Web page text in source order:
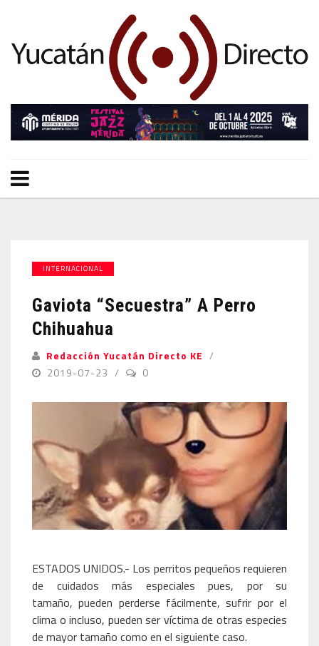
INTERNACIONAL
Gaviota “secuestra” A Perro
Chihuahua
Redacción Yucatán Directo KE
2019-07-23
0
ESTADOS UNIDOS.- Los perritos pequeños requieren
de cuidados más especiales pues, por su
tamaño, pueden perderse fácilmente, sufrir por el
clima o incluso, pueden ser víctima de otras especies
de mayor tamaño como en el siguiente caso.